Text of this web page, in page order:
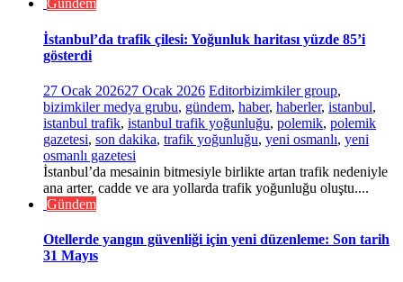
Gündem
İstanbul’da trafik çilesi: Yoğunluk haritası yüzde 85’i
gösterdi
27 Ocak 202627 Ocak 2026 Editorbizimkiler group,
bizimkiler medya grubu, gündem, haber, haberler, istanbul,
istanbul trafik, istanbul trafik yoğunluğu, polemik, polemik
gazetesi, son dakika, trafik yoğunluğu, yeni osmanlı, yeni
osmanlı gazetesi
İstanbul’da mesainin bitmesiyle birlikte artan trafik nedeniyle
ana arter, cadde ve ara yollarda trafik yoğunluğu oluştu....
Gündem
Otellerde yangın güvenliği için yeni düzenleme: Son tarih
31 Mayıs